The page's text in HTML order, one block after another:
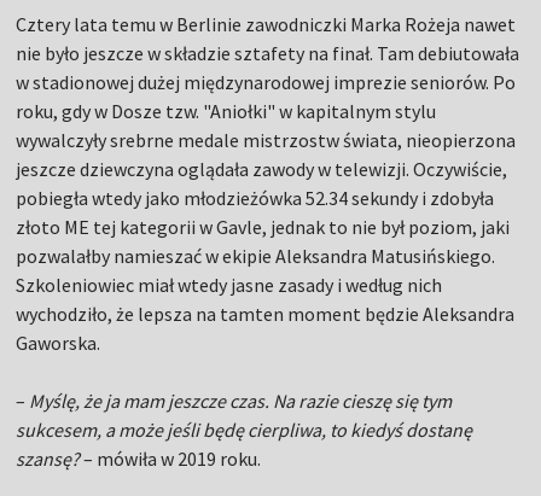
Cztery lata temu w Berlinie zawodniczki Marka Rożeja nawet
nie było jeszcze w składzie sztafety na finał. Tam debiutowała
w stadionowej dużej międzynarodowej imprezie seniorów. Po
roku, gdy w Dosze tzw. "Aniołki" w kapitalnym stylu
wywalczyły srebrne medale mistrzostw świata, nieopierzona
jeszcze dziewczyna oglądała zawody w telewizji. Oczywiście,
pobiegła wtedy jako młodzieżówka 52.34 sekundy i zdobyła
złoto ME tej kategorii w Gavle, jednak to nie był poziom, jaki
pozwalałby namieszać w ekipie Aleksandra Matusińskiego.
Szkoleniowiec miał wtedy jasne zasady i według nich
wychodziło, że lepsza na tamten moment będzie Aleksandra
Gaworska.
– Myślę, że ja mam jeszcze czas. Na razie cieszę się tym
sukcesem, a może jeśli będę cierpliwa, to kiedyś dostanę
szansę?– mówiła w 2019 roku.